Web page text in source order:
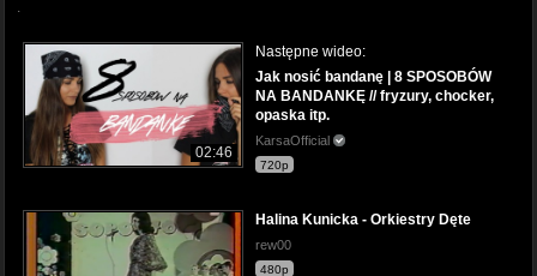
02:46
Następne wideo:
Jak nosić bandanę | 8 SPOSOBÓW
NA BANDANKĘ // fryzury, chocker,
opaska itp.
KarsaOfficial
720p
Halina Kunicka - Orkiestry Dęte
rew00
480p